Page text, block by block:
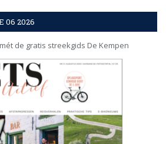
06 2026
de gratis streekgids De Kempen